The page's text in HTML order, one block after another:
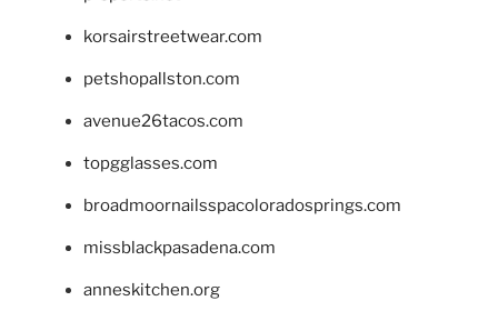
korsairstreetwear.com
petshopallston.com
avenue26tacos.com
topgglasses.com
broadmoornailsspacoloradosprings.com
missblackpasadena.com
anneskitchen.org